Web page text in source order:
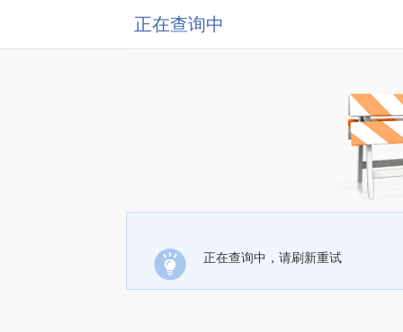
正在查询中
正在查询中，请刷新重试